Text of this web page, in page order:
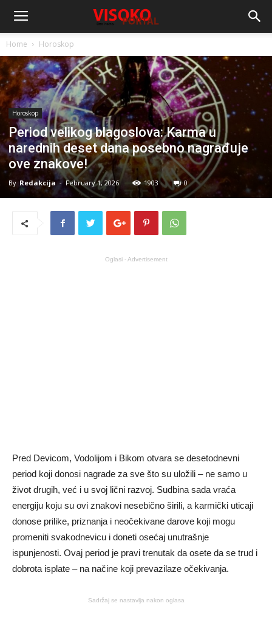
Home Horoskop
Horoskop
Period velikog blagoslova: Karma u
narednih deset dana posebno nagrađuje
ove znakove!
By Redakcija - February 1, 2026 1903 0
Oglasi - Advertisement
Pred Devicom, Vodolijom i Bikom otvara se desetodnevni
period koji donosi nagrade za sve što su uložili – ne samo u
život drugih, već i u svoj lični razvoj. Sudbina sada vraća
energiju koju su ovi znakovi nesebično širili, a karmički uticaji
donose prilike, priznanja i neočekivane darove koji mogu
promeniti svakodnevicu i doneti osećaj unutrašnje
ispunjenosti. Ovaj period je pravi trenutak da osete da se trud i
dobrota isplate – na načine koji prevazilaze očekivanja.
Sadržaj se nastavlja nakon oglasa